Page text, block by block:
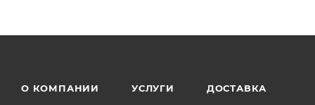
О КОМПАНИИ УСЛУГИ ДОСТАВКА